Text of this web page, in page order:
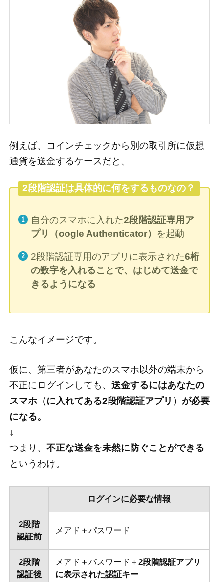
例えば、コインチェックから別の取引所に仮想
通貨を送金するケースだと、
2段階認証は具体的に何をするものなの？
自分のスマホに入れた2段階認証専用ア
プリ（oogle Authenticator） を起動
2段階認証専用のアプリに表示された6桁
の数字を入れることで、はじめて送金で
きるようになる
こんなイメージです。
仮に、第三者があなたのスマホ以外の端末から
不正にログインしても、 送金するにはあなたの
スマホ（に入れてある2段階認証アプリ）が必要
になる。
↓
つまり、 不正な送金を未然に防ぐことができる
というわけ。
ログインに必要な情報
2段階
認証前
メアド＋パスワード
2段階
認証後
メアド＋パスワード＋2段階認証アプリ
に表示された認証キー